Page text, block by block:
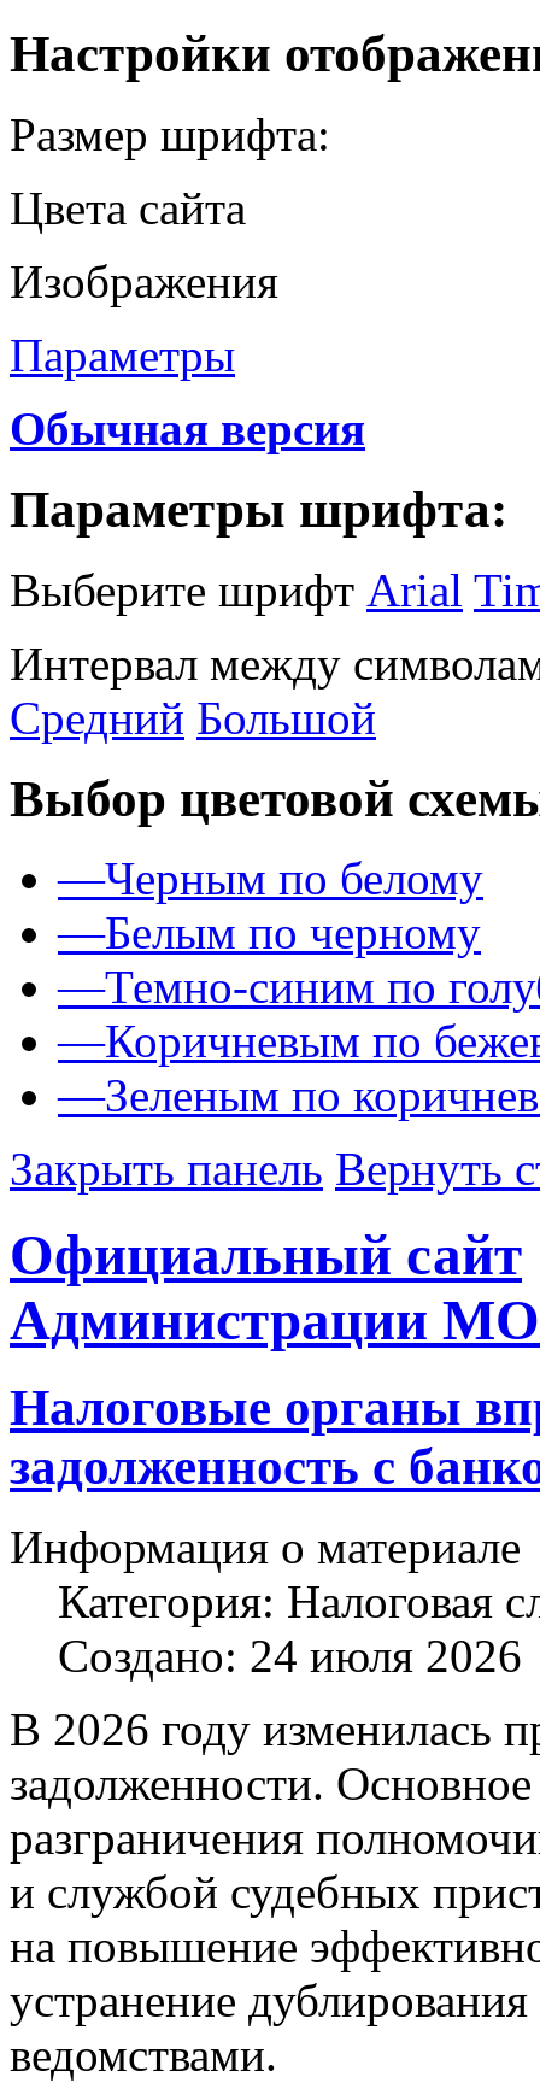
Настройки
Размер шрифта:
Цвета сайта
Изображения
Параметры
Обычная версия
Параметры шрифта:
Выберите шрифт Arial
Интервал между
Средний Большой
Выбор цветовой
—Черным по белому
—Белым по черному
—Темно-синим по
—Коричневым по
—Зеленым по
Закрыть панель Вернуть
Официальный сайт
Администрации
Налоговые органы
задолженность с
Информация о материале
Категория: Налоговая
Создано: 24 июля 2026
В 2026 году изменилась
задолженности. Основное
разграничения
и службой судебных
на повышение
устранение
ведомствами.